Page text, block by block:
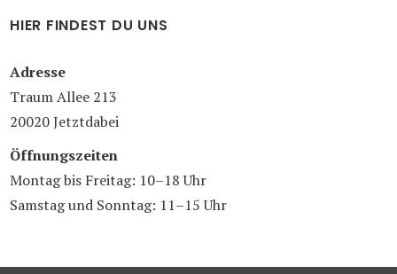
HIER FINDEST DU UNS
Adresse
Traum Allee 213
20020 Jetztdabei
Öffnungszeiten
Montag bis Freitag: 10–18 Uhr
Samstag und Sonntag: 11–15 Uhr